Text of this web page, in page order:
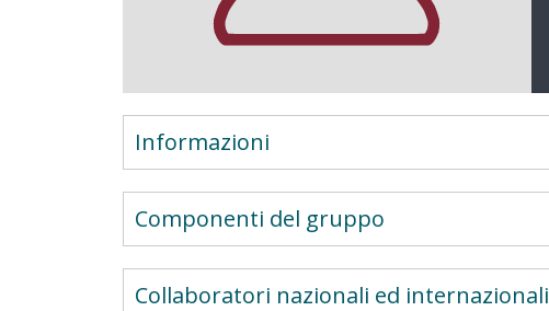
Informazioni
Componenti del gruppo
Collaboratori nazionali ed internazionali